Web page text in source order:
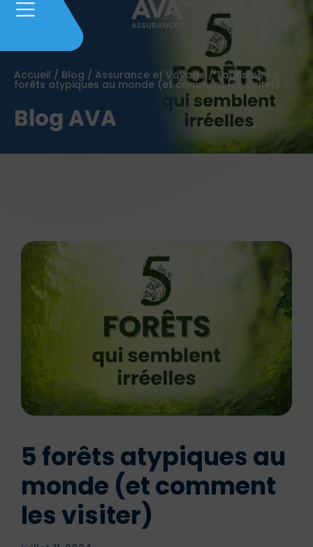
Accueil / Blog / Assurance et Voyage /Tourisme/ 5
forêts atypiques au monde (et comment les visiter)
Blog AVA
5 forêts atypiques au
monde (et comment
les visiter)